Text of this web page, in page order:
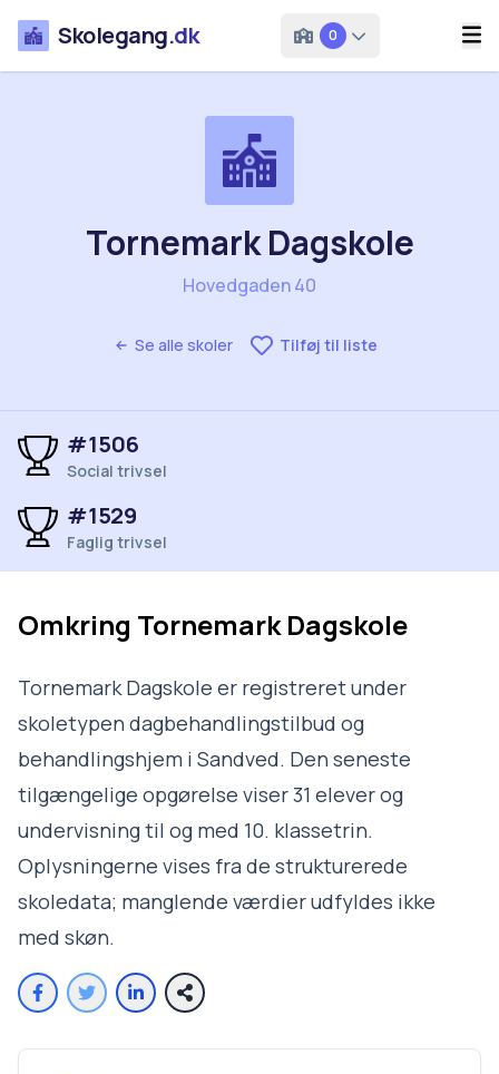
Skolegang.dk 0
Se alle skoler Tilføj til liste
Tornemark Dagskole
Hovedgaden 40
#1506
Social trivsel
#1529
Faglig trivsel
Omkring Tornemark Dagskole
Tornemark Dagskole er registreret under
skoletypen dagbehandlingstilbud og
behandlingshjem i Sandved. Den seneste
tilgængelige opgørelse viser 31 elever og
undervisning til og med 10. klassetrin.
Oplysningerne vises fra de strukturerede
skoledata; manglende værdier udfyldes ikke
med skøn.